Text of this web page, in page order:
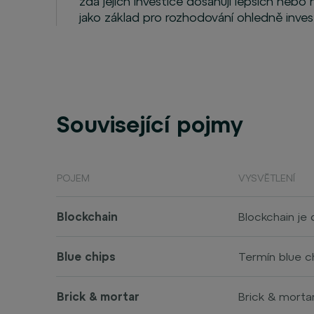
jako základ pro rozhodování ohledně
Související pojmy
POJEM VYSVĚTLENÍ
Blockchain
Blockchain je
informace o
záznamy
Jednou z
Blue chips
Termín blue
finanční
Brick & mortar
Brick &